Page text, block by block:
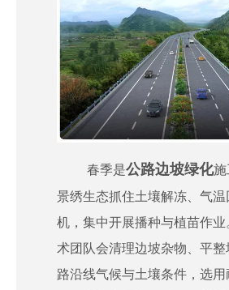
春季是公路边坡绿化施
景绣生态抓住土壤解冻、气
机，集中开展播种与植苗作
术团队会清理边坡杂物、平
路沿线气候与土壤条件，选用